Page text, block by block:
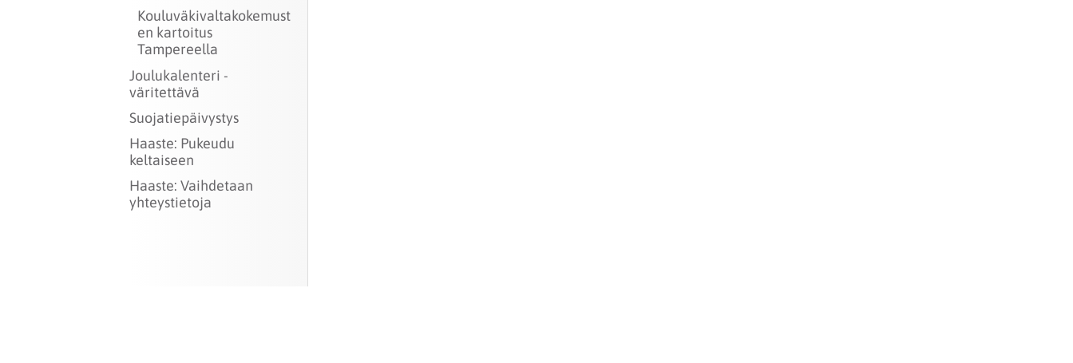
Kouluväkivaltakokemust
en kartoitus
Tampereella
Joulukalenteri -
väritettävä
Suojatiepäivystys
Haaste: Pukeudu
keltaiseen
Haaste: Vaihdetaan
yhteystietoja